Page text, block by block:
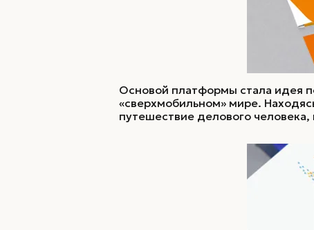
Основой платформы стала идея
«сверхмобильном» мире.
путешествие делового